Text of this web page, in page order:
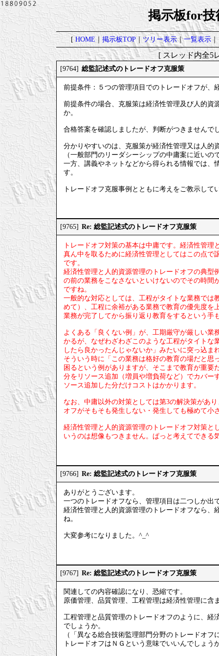
掲示板for技
[HOME｜掲示板TOP｜ツリー表示｜一覧表示｜
[ スレッド内全
[9764] 総監記述式のトレードオフ克服策
前提条件：５つの管理項目でのトレードオフが、
前提条件の場合、克服策は経済性管理及び人的資
か。
合格答案を確認しましたが、判断がつきませんで
分かりやすいのは、克服策が経済性管理又は人的
（一般部門のリーダシーシップの中庸案に近いの
一方、講義やネットなどから得られる情報では、
す。
トレードオフ克服事例とともに考えをご教示して
[9765] Re: 総監記述式のトレードオフ克服策
トレードオフ対策の基本は中庸です。経済性管
真ん中を取るために経済性管理としてはこの点で
です。
経済性管理と人的資源管理のトレードオフの典型
の前の業務をこなさないといけないのでその時間
ですね。
一般的な対応としては、工程がタイトな業務では
めて）、工程に余裕がある業務で教育の優先度を
業務が完了してから振り返り教育をするという手
よくある「良くない例」が、工期厳守が厳しい
かるが、なぜわざわざこのような工程がタイトな
したら良かったんじゃないか」みたいに突っ込ま
そういう時に「この業務は格好の教育の場だと
困るという例がありますが、そこまで教育が重
分をリソース追加（増員や増負荷など）でカバー
ソース追加した分だけコストはかかります。
なお、中庸以外の対策としては第3の解決策があ
オフがそもそも発生しない・発生しても極めて小
経済性管理と人的資源管理のトレードオフ対策と
いうのは想像もつきません。ぱっと考えてできる
[9766] Re: 総監記述式のトレードオフ克服策
ありがとうございます。
一つのトレードオフなら、管理項目は二つしか出
経済性管理と人的資源管理のトレードオフなら、
ね。
大変参考になりました。^_^
[9767] Re: 総監記述式のトレードオフ克服策
関連しての内容確認になり、恐縮です。
原価管理、品質管理、工程管理は経済性管理に含
工程管理と品質管理のトレードオフのように、経
でしょうか。
（「異なる総合技術監理部門分野のトレードオ
トレードオフはＮＧという意味でいいんでしょう